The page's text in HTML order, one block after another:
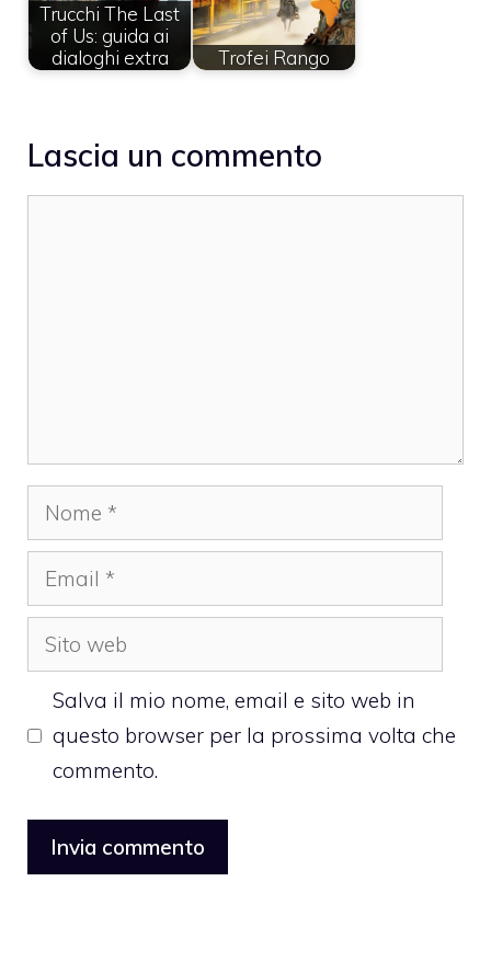
Trucchi The Last
of Us: guida ai
dialoghi extra
Trofei Rango
Lascia un commento
Nome
Email
Sito
web
Salva il mio nome, email e sito web in
questo browser per la prossima volta che
commento.